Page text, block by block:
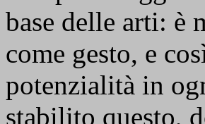
base delle arti: è
come gesto, e
potenzialità in
stabilito questo,